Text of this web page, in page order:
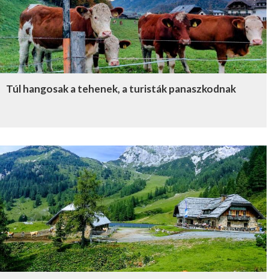
Túl hangosak a tehenek, a turisták panaszkodnak